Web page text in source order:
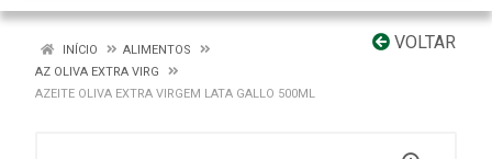
VOLTAR
INÍCIO
ALIMENTOS
AZ OLIVA EXTRA VIRG
AZEITE OLIVA EXTRA VIRGEM LATA GALLO 500ML